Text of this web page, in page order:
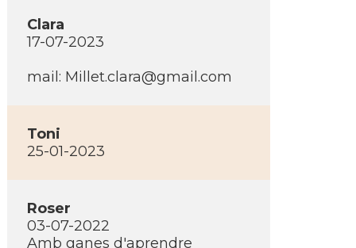
Clara
17-07-2023
mail: Millet.clara@gmail.com
Toni
25-01-2023
Roser
03-07-2022
Amb ganes d'aprendre